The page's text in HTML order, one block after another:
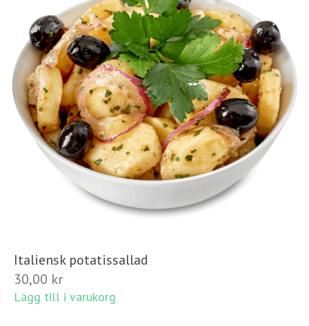
Italiensk potatissallad
30,00 kr
Lägg till i varukorg